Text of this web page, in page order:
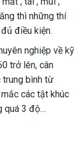
thì những thí
điều kiện.
nghiệp về kỹ
trở lên, cân
trung bình từ
các tật khúc
quá 3 độ…